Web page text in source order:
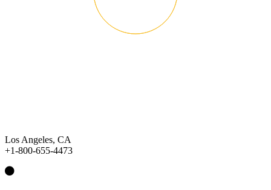
Los Angeles, CA
+1-800-655-4473